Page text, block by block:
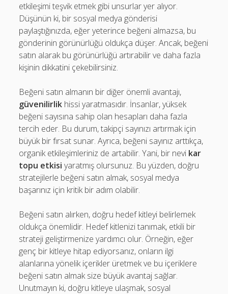
etkileşimi teşvik etmek gibi unsurlar yer alıyor.
Düşünün ki, bir sosyal medya gönderisi
paylaştığınızda, eğer yeterince beğeni almazsa, bu
gönderinin görünürlüğü oldukça düşer. Ancak, beğeni
satın alarak bu görünürlüğü artırabilir ve daha fazla
kişinin dikkatini çekebilirsiniz.
Beğeni satın almanın bir diğer önemli avantajı,
güvenilirlik hissi yaratmasıdır. İnsanlar, yüksek
beğeni sayısına sahip olan hesapları daha fazla
tercih eder. Bu durum, takipçi sayınızı artırmak için
büyük bir fırsat sunar. Ayrıca, beğeni sayınız arttıkça,
organik etkileşimleriniz de artabilir. Yani, bir nevi kar
topu etkisi yaratmış olursunuz. Bu yüzden, doğru
stratejilerle beğeni satın almak, sosyal medya
başarınız için kritik bir adım olabilir.
Beğeni satın alırken, doğru hedef kitleyi belirlemek
oldukça önemlidir. Hedef kitlenizi tanımak, etkili bir
strateji geliştirmenize yardımcı olur. Örneğin, eğer
genç bir kitleye hitap ediyorsanız, onların ilgi
alanlarına yönelik içerikler üretmek ve bu içeriklere
beğeni satın almak size büyük avantaj sağlar.
Unutmayın ki, doğru kitleye ulaşmak, sosyal